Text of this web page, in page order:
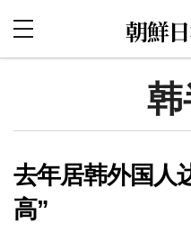
韩
去年居韩外国人
高”